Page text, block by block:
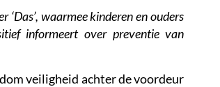
waarmee kinderen en ouders
informeert over preventie van
veiligheid achter de voordeur